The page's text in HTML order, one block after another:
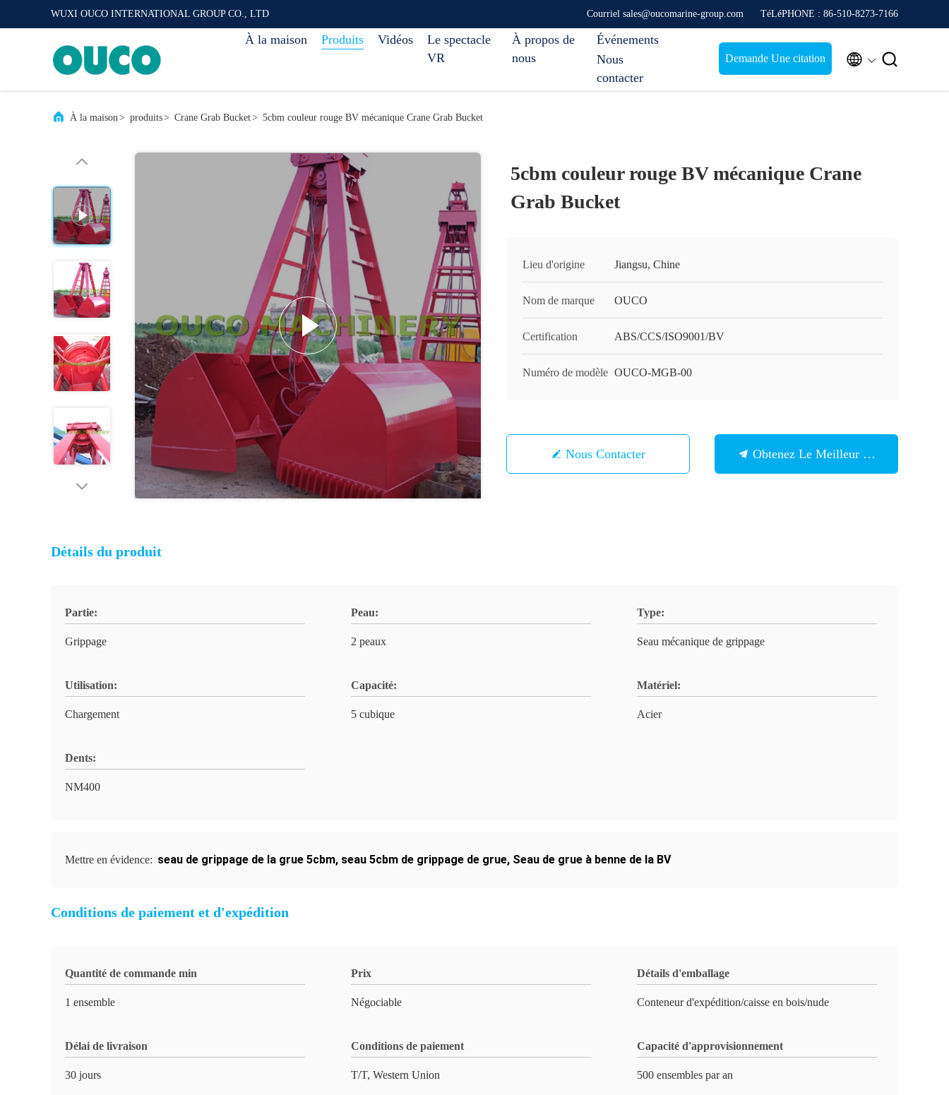
WUXI OUCO INTERNATIONAL GROUP CO., LTD Courriel sales@oucomarine-group.com TéLéPHONE : 86-510-8273-7166
À la maison Produits Vidéos
Le spectacle
VR
À propos de
nous
Événements
Nous
contacter
Demande Une citation  
À la maison> produits> Crane Grab Bucket> 5cbm couleur rouge BV mécanique Crane Grab Bucket
5cbm couleur rouge BV mécanique Crane
Grab Bucket
Lieu d'origine Jiangsu, Chine
Nom de marque OUCO
Certification ABS/CCS/ISO9001/BV
Numéro de modèle OUCO-MGB-00
Nous Contacter Obtenez Le Meilleur Prix
Détails du produit
Partie:
Grippage
Peau:
2 peaux
Type:
Seau mécanique de grippage
Utilisation:
Chargement
Capacité:
5 cubique
Matériel:
Acier
Dents:
NM400
Mettre en évidence: seau de grippage de la grue 5cbm, seau 5cbm de grippage de grue, Seau de grue à benne de la BV
Conditions de paiement et d'expédition
Quantité de commande min
1 ensemble
Prix
Négociable
Détails d'emballage
Conteneur d'expédition/caisse en bois/nude
Délai de livraison
30 jours
Conditions de paiement
T/T, Western Union
Capacité d'approvisionnement
500 ensembles par an